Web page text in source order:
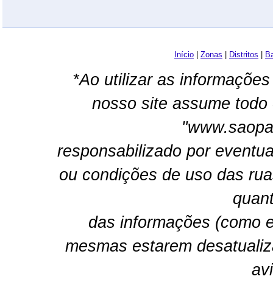
Início Zonas Distritos
*Ao utilizar as
nosso site assume
responsabilizado por
ou condições de uso das
das informações (como
mesmas estarem